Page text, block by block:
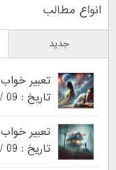
انواع مطالب
جدید
تعبیر
تاریخ : 09 / دی / 1403
تعبیر
تاریخ : 09 / دی / 1403